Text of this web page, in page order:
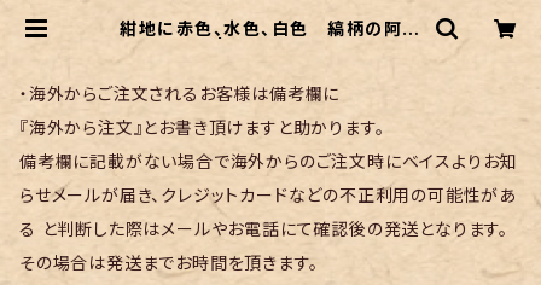
紺地に赤色、水色、白色 縞柄の阿波
・海外からご注文されるお客様は備考欄に
『海外から注文』とお書き頂けますと助かります。
備考欄に記載がない場合で海外からのご注文時にベイスよりお知
らせメールが届き、クレジットカードなどの不正利用の可能性があ
る と判断した際はメールやお電話にて確認後の発送となります。
その場合は発送までお時間を頂きます。